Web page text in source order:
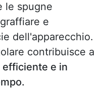
le spugne
e
dell'apparecchio.
contribuisce a
efficiente e in